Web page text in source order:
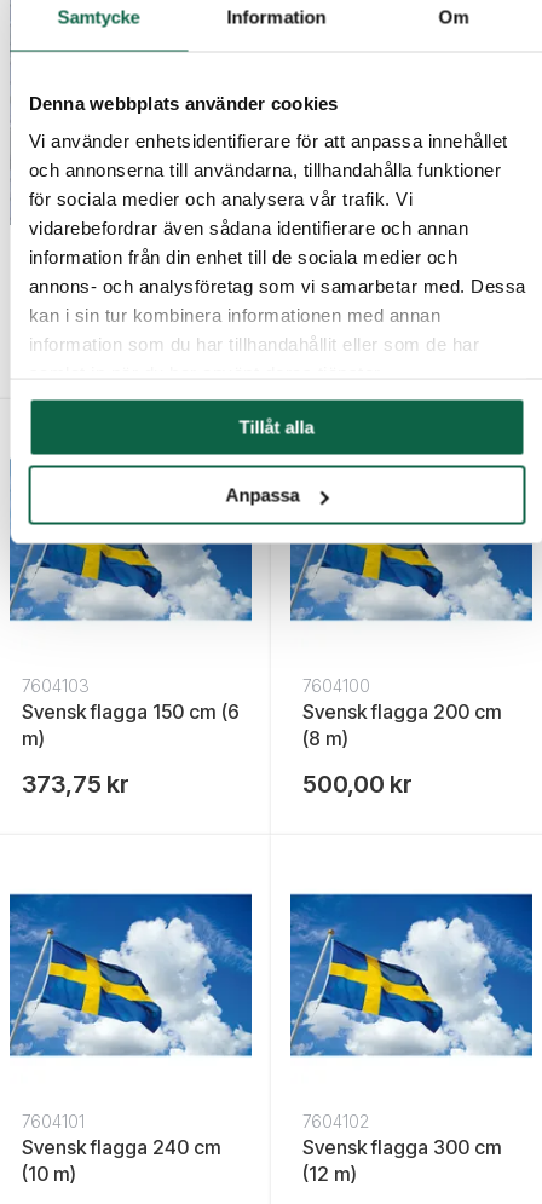
Samtycke Information Om
Denna webbplats använder cookies
Vi använder enhetsidentifierare för att anpassa innehållet
och annonserna till användarna, tillhandahålla funktioner
för sociala medier och analysera vår trafik. Vi
vidarebefordrar även sådana identifierare och annan
information från din enhet till de sociala medier och
annons- och analysföretag som vi samarbetar med. Dessa
kan i sin tur kombinera informationen med annan
information som du har tillhandahållit eller som de har
Tillåt alla
Anpassa
7604235
Nationsflagga EU 350
cm (14 m)
5 370,00 kr
7604104
Nationsflagga Svensk
350 cm (14 m)
1 481,25 kr
7604103
Svensk flagga 150 cm (6
m)
373,75 kr
7604100
Svensk flagga 200 cm
(8 m)
500,00 kr
7604101
Svensk flagga 240 cm
(10 m)
7604102
Svensk flagga 300 cm
(12 m)